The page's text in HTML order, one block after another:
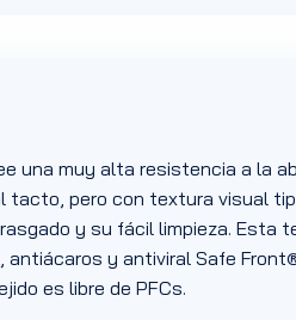
una muy alta resistencia a la
pero con textura visual
y su fácil limpieza. Esta
y antiviral Safe
es libre de PFCs.